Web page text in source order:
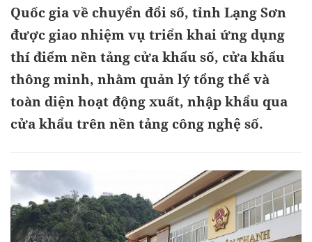
Quốc gia về chuyển đổi số, tỉnh Lạng Sơn
được giao nhiệm vụ triển khai ứng dụng
thí điểm nền tảng cửa khẩu số, cửa khẩu
thông minh, nhằm quản lý tổng thể và
toàn diện hoạt động xuất, nhập khẩu qua
cửa khẩu trên nền tảng công nghệ số.